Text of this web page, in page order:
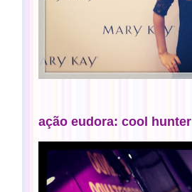
ação eudora: cool hunter